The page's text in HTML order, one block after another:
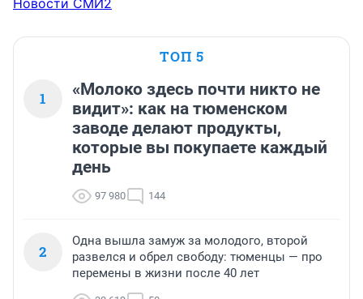
Новости СМИ2
ТОП 5
1
«Молоко здесь почти никто не
видит»: как на тюменском
заводе делают продукты,
которые вы покупаете каждый
день
97 980 144
2
Одна вышла замуж за молодого, второй
развелся и обрел свободу: тюменцы — про
перемены в жизни после 40 лет